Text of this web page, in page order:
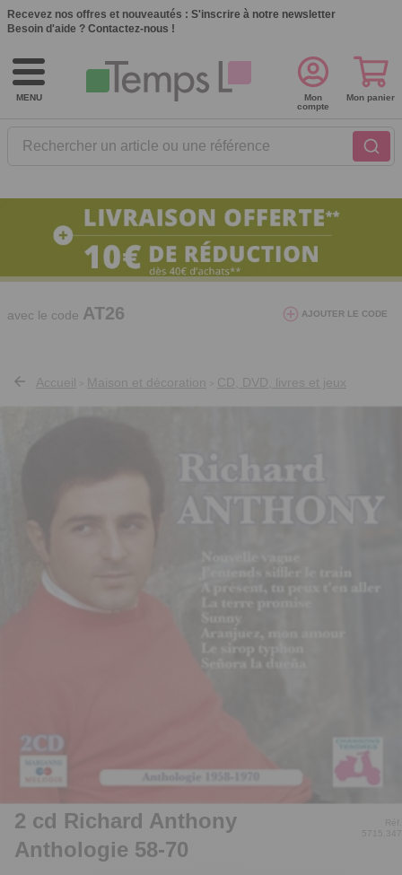
Recevez nos offres et nouveautés : S'inscrire à notre newsletter
Besoin d'aide ? Contactez-nous !
MENU
Rechercher un article ou une référence
Mon
compte
Mon panier
10€ de réduction dès 40€ d'achat. Offre
valable du 03/08/2026 au 12/08/2026.
avec le code AT26 AJOUTER LE CODE
Accueil Maison et décoration CD, DVD, livres et jeux
2 cd Richard Anthony
Anthologie 58-70
Réf.
5715.347